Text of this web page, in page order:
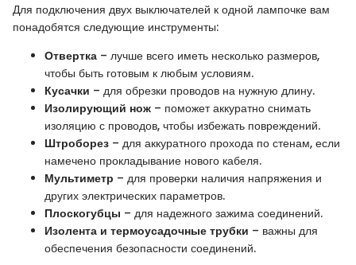
Для подключения двух выключателей к одной лампочке вам
понадобятся следующие инструменты:
Отвертка – лучше всего иметь несколько размеров,
чтобы быть готовым к любым условиям.
Кусачки – для обрезки проводов на нужную длину.
Изолирующий нож – поможет аккуратно снимать
изоляцию с проводов, чтобы избежать повреждений.
Штроборез – для аккуратного прохода по стенам, если
намечено прокладывание нового кабеля.
Мультиметр – для проверки наличия напряжения и
других электрических параметров.
Плоскогубцы – для надежного зажима соединений.
Изолента и термоусадочные трубки – важны для
обеспечения безопасности соединений.